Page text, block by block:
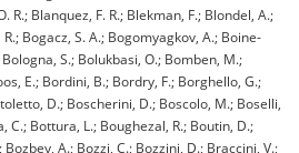
R.; Blanquez, F. R.; Blekman, F.; Blondel, A.;
Bogacz, S. A.; Bogomyagkov, A.; Boine-
S.; Bolukbasi, O.; Bomben, M.;
E.; Bordini, B.; Bordry, F.; Borghello, G.;
D.; Boscherini, D.; Boscolo, M.; Boselli,
C.; Bottura, L.; Boughezal, R.; Boutin, D.;
A.; Bozzi, C.; Bozzini, D.; Braccini, V.;